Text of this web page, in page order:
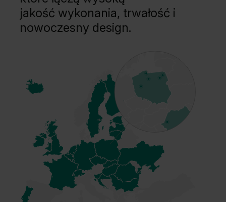
jakość wykonania, trwałość i
nowoczesny design.